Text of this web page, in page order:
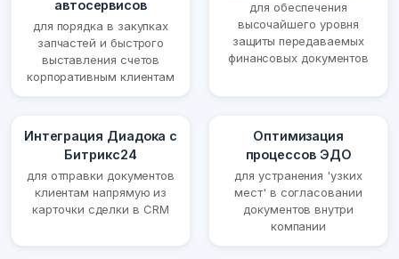
автосервисов
для порядка в закупках
запчастей и быстрого
выставления счетов
корпоративным клиентам
для обеспечения
высочайшего уровня
защиты передаваемых
финансовых документов
Интеграция Диадока с
Битрикс24
для отправки документов
клиентам напрямую из
карточки сделки в CRM
Оптимизация
процессов ЭДО
для устранения 'узких
мест' в согласовании
документов внутри
компании